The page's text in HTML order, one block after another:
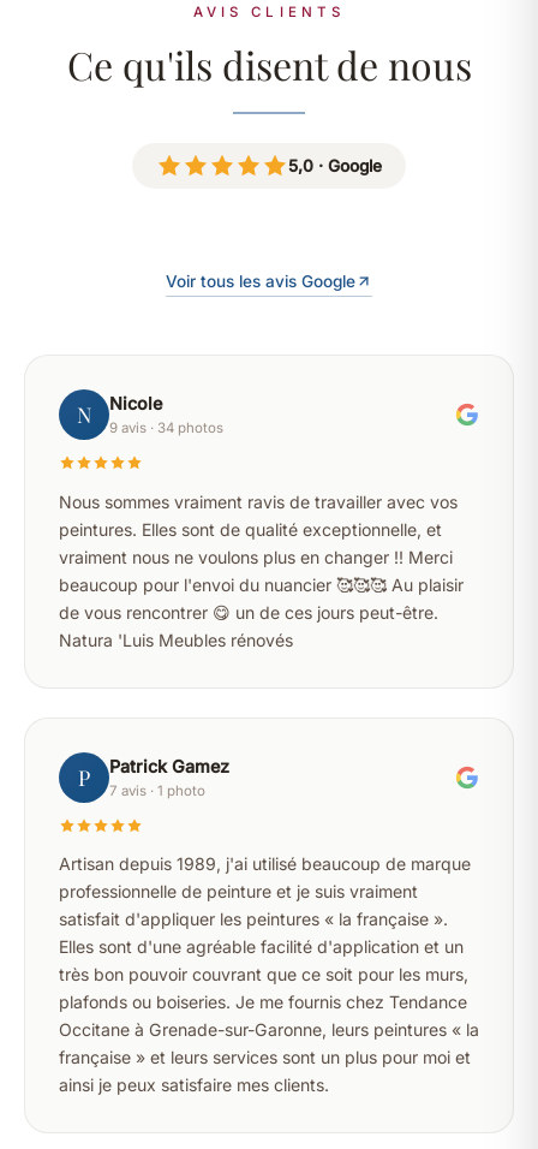
AVIS CLIENTS
Ce qu'ils disent de nous
5,0 · Google
Voir tous les avis Google
N Nicole
9 avis · 34 photos
Nous sommes vraiment ravis de travailler avec vos
peintures. Elles sont de qualité exceptionnelle, et
vraiment nous ne voulons plus en changer !! Merci
beaucoup pour l'envoi du nuancier 🥰🥰🥰 Au plaisir
de vous rencontrer 😋 un de ces jours peut-être.
Natura 'Luis Meubles rénovés
P Patrick Gamez
7 avis · 1 photo
Artisan depuis 1989, j'ai utilisé beaucoup de marque
professionnelle de peinture et je suis vraiment
satisfait d'appliquer les peintures « la française ».
Elles sont d'une agréable facilité d'application et un
très bon pouvoir couvrant que ce soit pour les murs,
plafonds ou boiseries. Je me fournis chez Tendance
Occitane à Grenade-sur-Garonne, leurs peintures « la
française » et leurs services sont un plus pour moi et
ainsi je peux satisfaire mes clients.